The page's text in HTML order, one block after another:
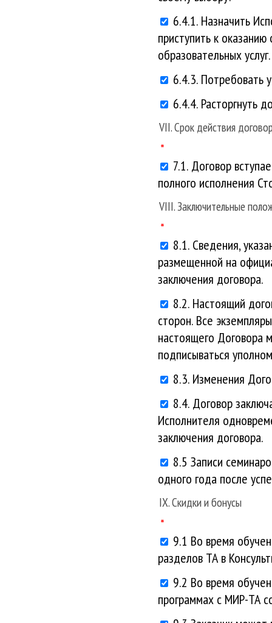
6.4.1. Назначить
приступить к
образовательных услуг.
6.4.3. Потребовать
6.4.4. Расторгнуть
VII. Срок действия
7.1. Договор
полного исполнения
VIII. Заключительные
8.1. Сведения,
размещенной на
заключения договора.
8.2. Настоящий
сторон. Все
настоящего Договора
подписываться
8.3. Изменения
8.4. Договор
Исполнителя
заключения договора.
8.5 Записи
одного года после
IX. Скидки и бонусы
9.1 Во время
разделов ТА в
9.2 Во время
программах с МИР-ТА